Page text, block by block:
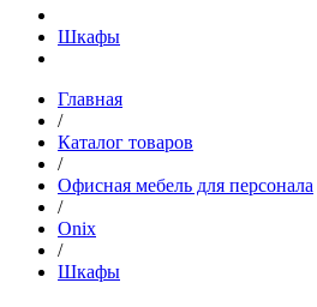
Шкафы
Главная
/
Каталог товаров
/
Офисная мебель для персонала
/
Onix
/
Шкафы